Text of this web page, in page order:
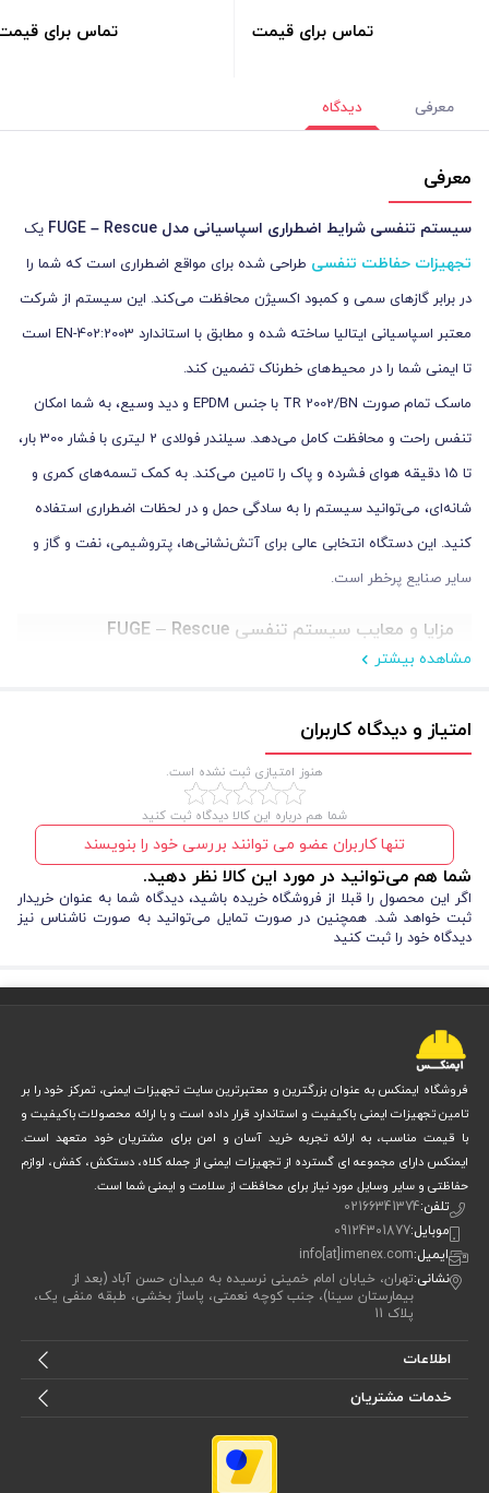
تماس برای قیمت تماس برای
معرفی دیدگاه
معرفی
سیستم تنفسی شرایط اضطراری اسپاسیانی مدل یک
تجهیزات حفاظت تنفسی طراحی شده برای مواقع اضطراری است که شما را
در برابر گازهای سمی و کمبود اکسیژن محافظت می‌کند. این سیستم از شرکت
معتبر اسپاسیانی ایتالیا ساخته شده و مطابق با استاندارد EN-402:2003 است
تا ایمنی شما را در محیط‌های خطرناک تضمین کند.
ماسک تمام صورت TR 2002/BN با جنس EPDM و دید وسیع، به شما امکان
تنفس راحت و محافظت کامل می‌دهد. سیلندر فولادی 2 لیتری با فشار 300 بار،
تا 15 دقیقه هوای فشرده و پاک را تامین می‌کند. به کمک تسمه‌های کمری و
شانه‌ای، می‌توانید سیستم را به سادگی حمل و در لحظات اضطراری استفاده
کنید. این دستگاه انتخابی عالی برای آتش‌نشانی‌ها، پتروشیمی، نفت و گاز و
سایر صنایع پرخطر است.
مزایا و معایب سیستم تنفسی FUGE – Rescue
کمک می‌کند در شرایط بحرانی ایمن بمانید. در عین حال، برخی محدودیت‌ها را
نیز باید در نظر بگیرید.
طراحی جمع و جور و قابل حمل با وزن حدود 6.7 کیلوگرم
ماسک با دید وسیع و جنس EPDM مقاوم در برابر خش
زمان کارکرد 15 دقیقه با هوای فشرده استاندارد
استاندارد CE و EN-402:2003 که تضمین کیفیت و ایمنی است
قابلیت استفاده در محیط‌های بسیار آلوده و کم اکسیژن
زمان کارکرد محدود که برای برخی عملیات طولانی کافی نیست
هزینه اولیه نسبتاً بالا، به خصوص در مدل‌های کامپوزیتی
با وجود این معایب، شما با داشتن این سیستم ایمنی به مراتب بیشتری در
محیط‌های خطرناک دارید و می‌توانید در مواقع اضطراری به سرعت و اطمینان
عمل کنید.
Rescue
شما می توانید از این سیستم در محیط‌های گوناگون صنعتی و عملیاتی
استفاده ‌کنید که نیاز به حفاظت سریع و مطمئن از تنفس وجود دارد. این
نامناسب نیز از دیگر کاربردهای مهم این سیستم است. در تمامی این محیط‌ها،
شما به یک دستگاه قابل اعتماد نیاز دارید که تنفس ایمن را تضمین کند و در
مشاهده بیشتر
امتیاز و دیدگاه کاربران
هنوز امتیازی ثبت نشده است.
شما هم درباره این کالا دیدگاه ثبت کنید
تنها کاربران عضو می توانند بررسی خود را بنویسند
شما هم می‌توانید در مورد این کالا نظر دهید.
اگر این محصول را قبلا از فروشگاه خریده باشید، دیدگاه شما به عنوان خریدار
ثبت خواهد شد. همچنین در صورت تمایل می‌توانید به صورت ناشناس نیز
دیدگاه خود را ثبت کنید
فروشگاه ایمنکس به عنوان بزرگترین و معتبرترین سایت تجهیزات ایمنی، تمرکز خود را بر
تامین تجهیزات ایمنی باکیفیت و استاندارد قرار داده است و با ارائه محصولات باکیفیت و
با قیمت مناسب، به ارائه تجربه خرید آسان و امن برای مشتریان خود متعهد است.
ایمنکس دارای مجموعه ای گسترده از تجهیزات ایمنی از جمله کلاه، دستکش، کفش، لوازم
حفاظتی و سایر وسایل مورد نیاز برای محافظت از سلامت و ایمنی شما است.
تلفن:02166341374
موبایل:09124301877
ایمیل:info[at]imenex.com
نشانی:تهران، خیابان امام خمینی نرسیده به میدان حسن آباد (بعد از
بیمارستان سینا)، جنب کوچه نعمتی، پاساژ بخشی، طبقه منفی یک،
پلاک 11
اطلاعات
خدمات مشتریان